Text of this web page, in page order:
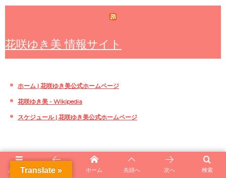
花咲ゆき美 情報サイト
ホーム | 花咲ゆき美公式ホームページ
花咲ゆき美 - Wikipedia
スケジュール | 花咲ゆき美公式ホームページ
☆エラー発生の場合は、 タイトル をクリック！
メニュー 検索
前へ ホーム 先頭へ 次へ
Translate »